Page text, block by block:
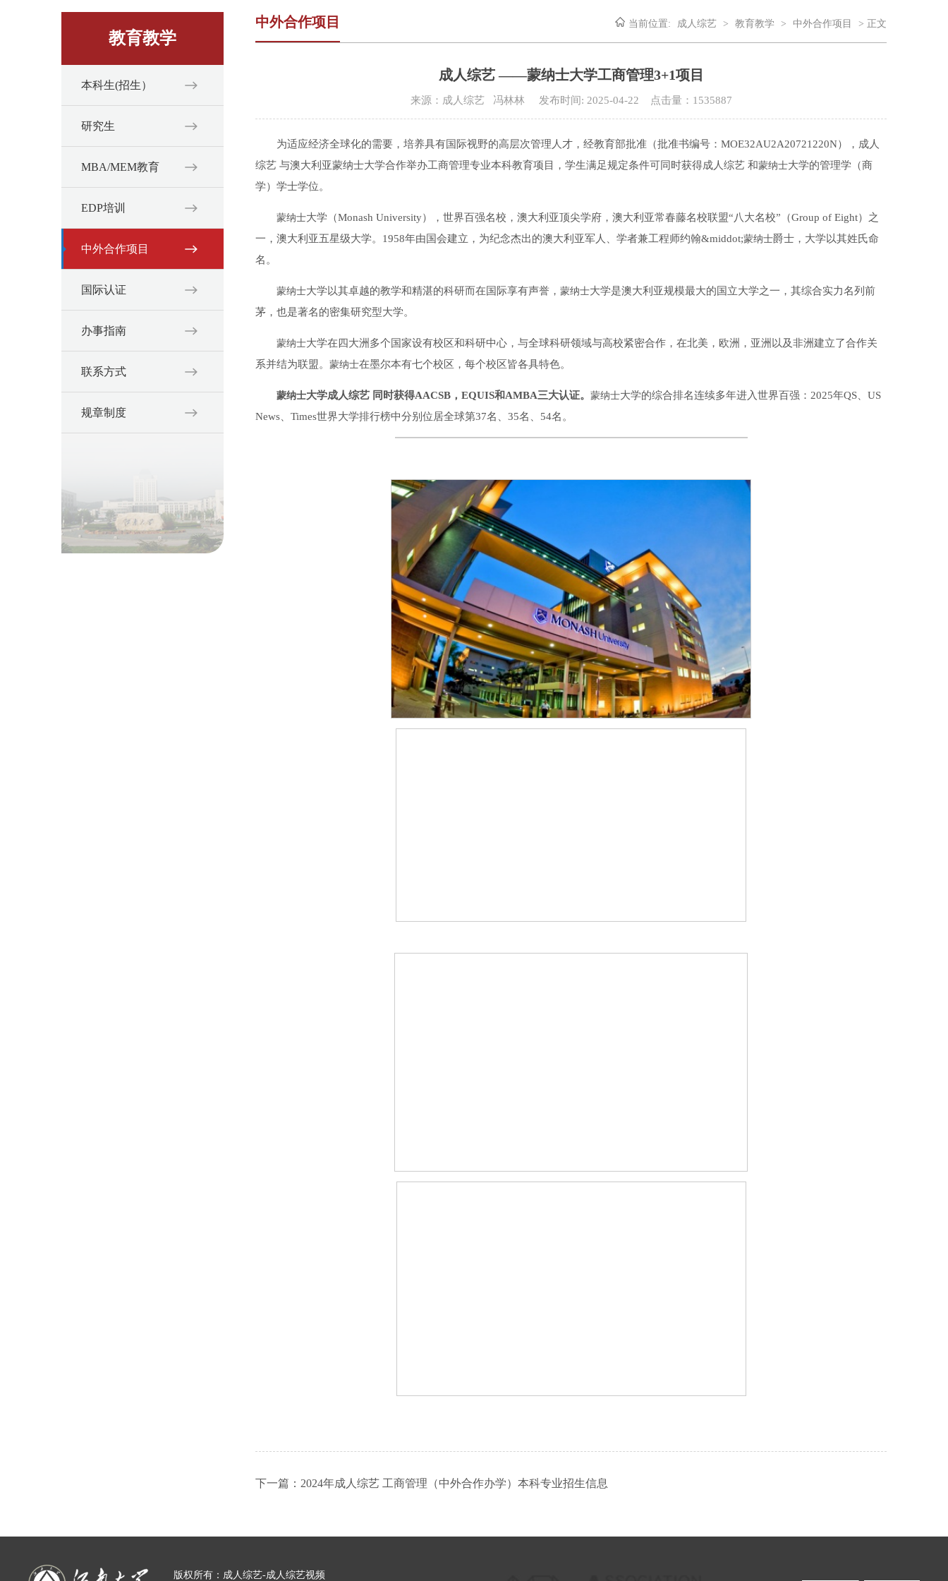
教育教学
本科生(招生）
研究生
MBA/MEM教育
EDP培训
中外合作项目
国际认证
办事指南
联系方式
规章制度
当前位置: 成人综艺 > 教育教学 > 中外合作项目 > 正文
中外合作项目
成人综艺 ——蒙纳士大学工商管理3+1项目
来源：成人综艺 冯林林 发布时间: 2025-04-22 点击量： 1535887
为适应经济全球化的需要，培养具有国际视野的高层次管理人才，经教育部批准（批准书编号：MOE32AU2A20721220N），成人
综艺 与澳大利亚蒙纳士大学合作举办工商管理专业本科教育项目，学生满足规定条件可同时获得成人综艺 和蒙纳士大学的管理学（商
学）学士学位。
蒙纳士大学（Monash University），世界百强名校，澳大利亚顶尖学府，澳大利亚常春藤名校联盟“八大名校”（Group of Eight）之
一，澳大利亚五星级大学。1958年由国会建立，为纪念杰出的澳大利亚军人、学者兼工程师约翰&middot;蒙纳士爵士，大学以其姓氏命
名。
蒙纳士大学以其卓越的教学和精湛的科研而在国际享有声誉， 蒙纳士大学是澳大利亚规模最大的国立大学之一，其综合实力名列前
茅，也是著名的密集研究型大学。
蒙纳士大学在四大洲多个国家设有校区和科研中心，与全球科研领域与高校紧密合作，在北美，欧洲，亚洲以及非洲建立了合作关
系并结为联盟。 蒙纳士在墨尔本有七个校区，每个校区皆各具特色。
蒙纳士大学成人综艺 同时获得AACSB，EQUIS和AMBA三大认证。 蒙纳士大学的综合排名连续多年进入世界百强：2025年QS、US
News、Times世界大学排行榜中分别位居全球第37名、35名、54名。
下一篇：2024年成人综艺 工商管理（中外合作办学）本科专业招生信息
版权所有：成人综艺-成人综艺视频